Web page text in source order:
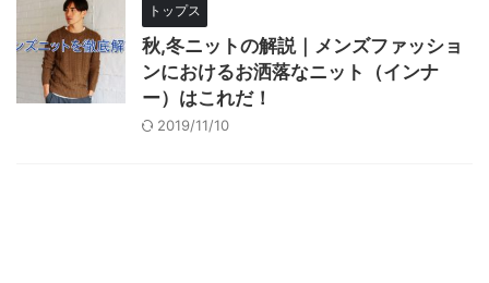
トップス
秋,冬ニットの解説｜メンズファッショ
ンにおけるお洒落なニット（インナ
ー）はこれだ！
2019/11/10